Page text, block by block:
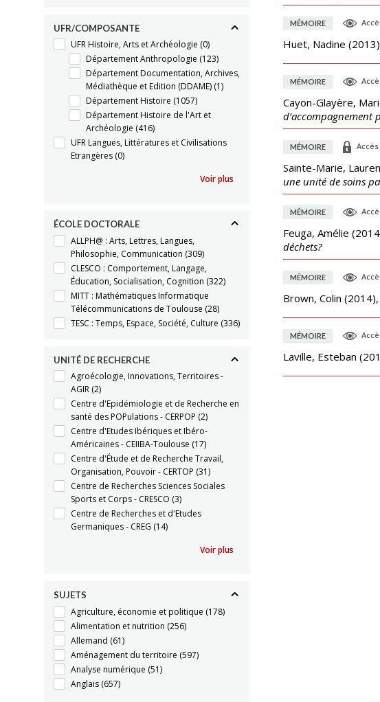
UFR/COMPOSANTE
UFR Histoire, Arts et Archéologie (0)
Département Anthropologie (123)
Département Documentation, Archives,
Médiathèque et Edition (DDAME) (1)
Département Histoire (1057)
Département Histoire de l'Art et
Archéologie (416)
UFR Langues, Littératures et Civilisations
Etrangères (0)
Voir plus
ÉCOLE DOCTORALE
ALLPH@ : Arts, Lettres, Langues,
Philosophie, Communication (309)
CLESCO : Comportement, Langage,
Éducation, Socialisation, Cognition (322)
MITT : Mathématiques Informatique
Télécommunications de Toulouse (28)
TESC : Temps, Espace, Société, Culture (336)
UNITÉ DE RECHERCHE
Agroécologie, Innovations, Territoires -
AGIR (2)
Centre d'Epidémiologie et de Recherche en
santé des POPulations - CERPOP (2)
Centre d'Etudes Ibériques et Ibéro-
Américaines - CEIIBA-Toulouse (17)
Centre d'Étude et de Recherche Travail,
Organisation, Pouvoir - CERTOP (31)
Centre de Recherches Sciences Sociales
Sports et Corps - CRESCO (3)
Centre de Recherches et d'Etudes
Germaniques - CREG (14)
Voir plus
SUJETS
Agriculture, économie et politique (178)
Alimentation et nutrition (256)
Allemand (61)
Aménagement du territoire (597)
Analyse numérique (51)
Anglais (657)
MÉMOIRE
Huet, Nadine (2013
MÉMOIRE
Cayon-Glayère,
d’accompagnement
MÉMOIRE
Sainte-Marie,
une unité de soins
MÉMOIRE
Feuga, Amélie (2014
déchets?
MÉMOIRE
Brown, Colin (2014),
MÉMOIRE
Laville, Esteban (